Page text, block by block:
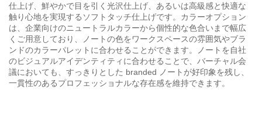
仕上げ、鮮やかで目を引く光沢仕上げ、あるいは高級感と快適な
触り心地を実現するソフトタッチ仕上げです。カラーオプション
は、企業向けのニュートラルカラーから個性的な色合いまで幅広
くご用意しており、ノートの色をワークスペースの雰囲気やブラ
ンドのカラーパレットに合わせることができます。ノートを自社
のビジュアルアイデンティティに合わせることで、バーチャル会
議においても、すっきりとした branded ノートが好印象を残し、
一貫性のあるプロフェッショナルな存在感を維持できます。